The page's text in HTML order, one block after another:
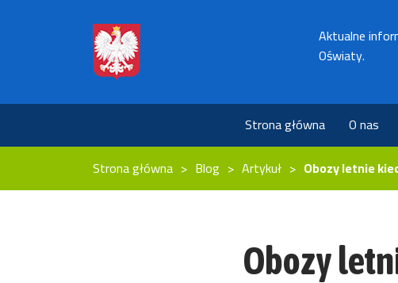
Aktualne
Oświaty.
Strona główna O nas
Strona główna
Blog Artykuł Obozy letnie
Obozy